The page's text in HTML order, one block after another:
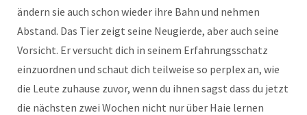
ändern sie auch schon wieder ihre Bahn und nehmen
Abstand. Das Tier zeigt seine Neugierde, aber auch seine
Vorsicht. Er versucht dich in seinem Erfahrungsschatz
einzuordnen und schaut dich teilweise so perplex an, wie
die Leute zuhause zuvor, wenn du ihnen sagst dass du jetzt
die nächsten zwei Wochen nicht nur über Haie lernen